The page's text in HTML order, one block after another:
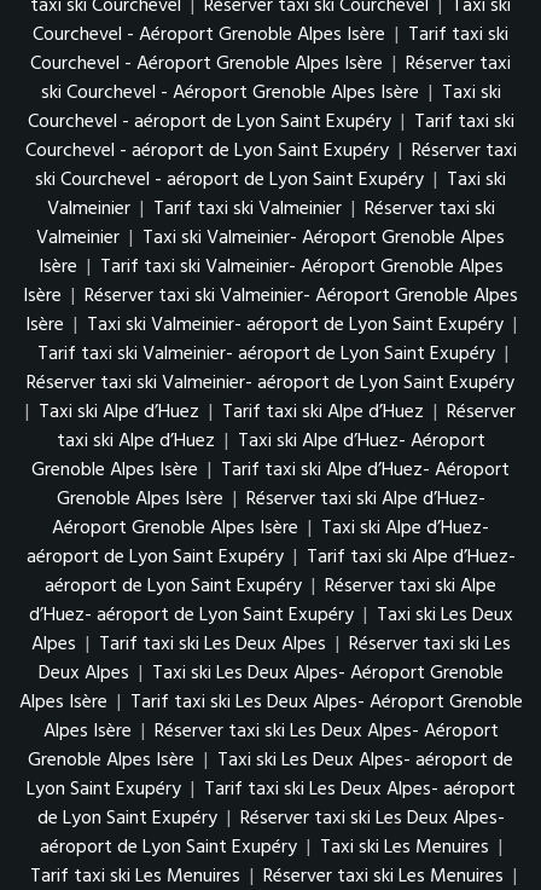
taxi ski Courchevel | Réserver taxi ski Courchevel | Taxi ski
Courchevel - Aéroport Grenoble Alpes Isère | Tarif taxi ski
Courchevel - Aéroport Grenoble Alpes Isère | Réserver taxi
ski Courchevel - Aéroport Grenoble Alpes Isère | Taxi ski
Courchevel - aéroport de Lyon Saint Exupéry | Tarif taxi ski
Courchevel - aéroport de Lyon Saint Exupéry | Réserver taxi
ski Courchevel - aéroport de Lyon Saint Exupéry | Taxi ski
Valmeinier | Tarif taxi ski Valmeinier | Réserver taxi ski
Valmeinier | Taxi ski Valmeinier- Aéroport Grenoble Alpes
Isère | Tarif taxi ski Valmeinier- Aéroport Grenoble Alpes
Isère | Réserver taxi ski Valmeinier- Aéroport Grenoble Alpes
Isère | Taxi ski Valmeinier- aéroport de Lyon Saint Exupéry |
Tarif taxi ski Valmeinier- aéroport de Lyon Saint Exupéry |
Réserver taxi ski Valmeinier- aéroport de Lyon Saint Exupéry
| Taxi ski Alpe d’Huez | Tarif taxi ski Alpe d’Huez | Réserver
taxi ski Alpe d’Huez | Taxi ski Alpe d’Huez- Aéroport
Grenoble Alpes Isère | Tarif taxi ski Alpe d’Huez- Aéroport
Grenoble Alpes Isère | Réserver taxi ski Alpe d’Huez-
Aéroport Grenoble Alpes Isère | Taxi ski Alpe d’Huez-
aéroport de Lyon Saint Exupéry | Tarif taxi ski Alpe d’Huez-
aéroport de Lyon Saint Exupéry | Réserver taxi ski Alpe
d’Huez- aéroport de Lyon Saint Exupéry | Taxi ski Les Deux
Alpes | Tarif taxi ski Les Deux Alpes | Réserver taxi ski Les
Deux Alpes | Taxi ski Les Deux Alpes- Aéroport Grenoble
Alpes Isère | Tarif taxi ski Les Deux Alpes- Aéroport Grenoble
Alpes Isère | Réserver taxi ski Les Deux Alpes- Aéroport
Grenoble Alpes Isère | Taxi ski Les Deux Alpes- aéroport de
Lyon Saint Exupéry | Tarif taxi ski Les Deux Alpes- aéroport
de Lyon Saint Exupéry | Réserver taxi ski Les Deux Alpes-
aéroport de Lyon Saint Exupéry | Taxi ski Les Menuires |
Tarif taxi ski Les Menuires | Réserver taxi ski Les Menuires |